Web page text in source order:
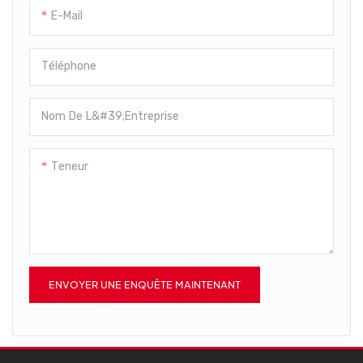
E-Mail
Téléphone
Nom De L&#39;entreprise
Teneur
ENVOYER UNE ENQUÊTE MAINTENANT